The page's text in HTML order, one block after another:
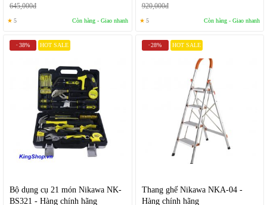
645,000đ
★ 5 Còn hàng - Giao nhanh
920,000đ
★ 5 Còn hàng - Giao nhanh
- 38% HOT SALE
Bộ dụng cụ 21 món Nikawa NK-
BS321 - Hàng chính hãng
-28% HOT SALE
Thang ghế Nikawa NKA-04 -
Hàng chính hãng